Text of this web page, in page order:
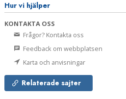
Hur vi hjälper
KONTAKTA OSS
Frågor? Kontakta oss
Feedback om webbplatsen
Karta och anvisningar
Relaterade sajter